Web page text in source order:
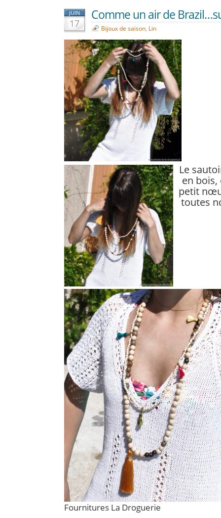
JUIN
17
Comme un air de
Bijoux de saison, Lin
Le
en
petit
toutes
Fournitures La Droguerie